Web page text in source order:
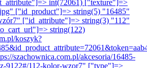
int(72061) ["texture"]=>
["id_product"]=> string(5) "16485"
["id_attribute"]=> string(3) "112"
string(122)
koszyk?
szachownica.com.pl/akcesoria/16485-
9122#/112-kolor-wzor7" ["type"]=>